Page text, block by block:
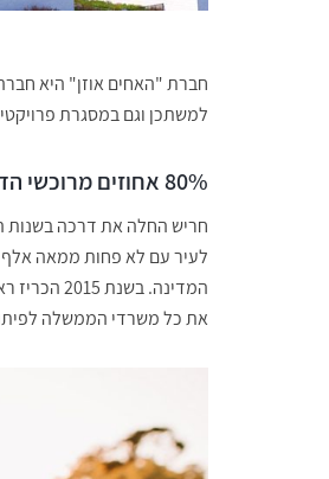
חברת "האחים אוזן" היא
למשתכן וגם במסגרת
80% אחוזים מרוכשי הדירות הן משפחות צעירות
לעיר עם לא פחות ממאה אלף
המדינה.
את כל משרדי הממשלה לפיתוח העיר